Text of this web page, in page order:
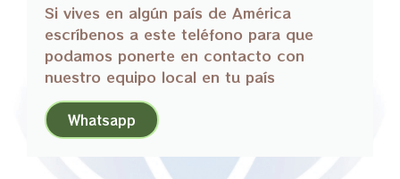
Si vives en algún país de América
escríbenos a este teléfono para que
podamos ponerte en contacto con
nuestro equipo local en tu país
Whatsapp